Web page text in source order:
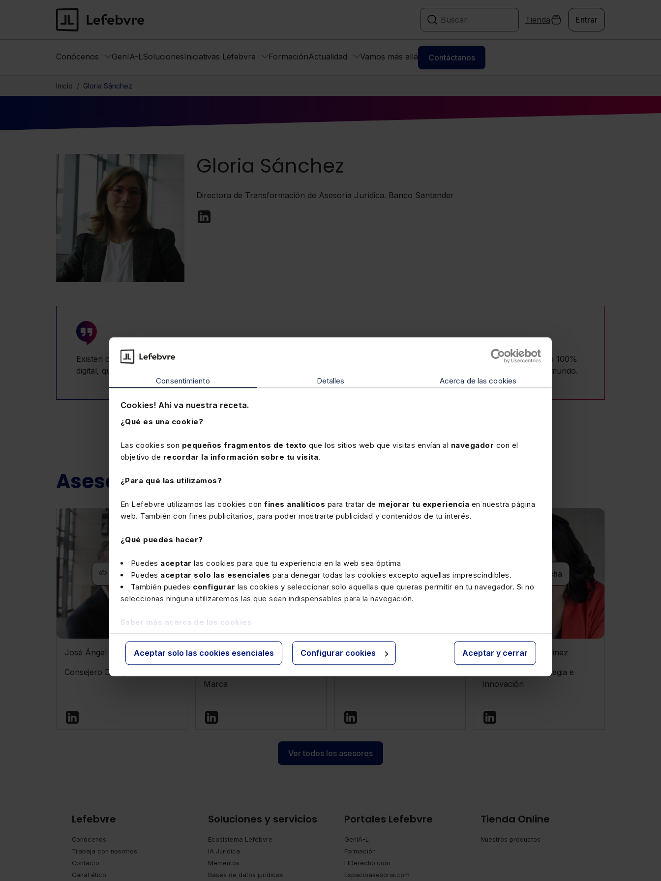
Consentimiento Detalles Acerca de las cookies
Cookies! Ahí va nuestra receta.
¿Qué es una cookie?
Las cookies son pequeños fragmentos de texto que los sitios web que visitas envían al navegador con el
objetivo de recordar la información sobre tu visita.
¿Para qué las utilizamos?
En Lefebvre utilizamos las cookies con fines analíticos para tratar de mejorar tu experiencia en nuestra página
web. También con fines publicitarios, para poder mostrarte publicidad y contenidos de tu interés.
¿Qué puedes hacer?
Puedes aceptar las cookies para que tu experiencia en la web sea óptima
Puedes aceptar solo las esenciales para denegar todas las cookies excepto aquellas imprescindibles.
También puedes configurar las cookies y seleccionar solo aquellas que quieras permitir en tu navegador. Si no
seleccionas ninguna utilizaremos las que sean indispensables para la navegación.
Saber más acerca de las cookies
Aceptar solo las cookies esenciales Configurar cookies Aceptar y cerrar
Tienda Entrar
Conócenos GenIA-LSolucionesIniciativas Lefebvre FormaciónActualidad Vamos más allá Contáctanos
Inicio Gloria Sánchez
Gloria Sánchez
Directora de Transformación de Asesoría Jurídica. Banco Santander
Existen otros modelos de despacho que todavía en España no están implantados, pero que llegarán. Son modelos de despacho 100%
digital, que no tienen costes de estructura. No existe despacho físico y sus equipos están trabajando desde cualquier parte del mundo.
Asesores relacionados
Ver ficha
José Ángel Sandín
Consejero Delegado
Ver ficha
Agustín Born
Marca
Ver ficha
Alberto Larrondo
Ver ficha
María de la O Martínez
Directora de Estrategia e
Innovación
Ver todos los asesores
Lefebvre
Conócenos
Trabaja con nosotros
Contacto
Canal ético
Soluciones y servicios
Ecosistema Lefebvre
IA Jurídica
Mementos
Bases de datos jurídicas
Portales Lefebvre
GenIA-L
Formación
ElDerecho.com
Espacioasesoria.com
Tienda Online
Nuestros productos